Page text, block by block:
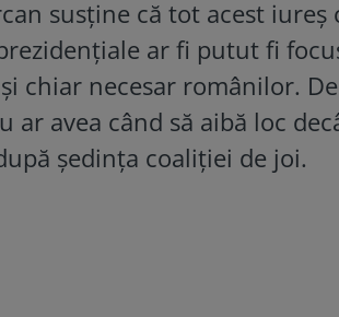
susține că tot acest
ar fi putut fi
chiar necesar românilor.
ar avea când să aibă loc
ședința coaliției de joi.